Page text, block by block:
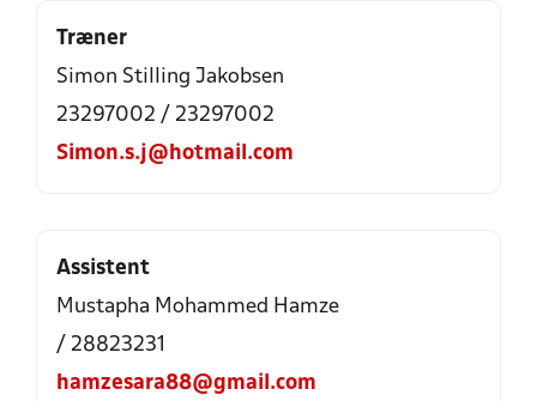
Træner
Simon Stilling Jakobsen
23297002 / 23297002
Simon.s.j@hotmail.com
Assistent
Mustapha Mohammed Hamze
/ 28823231
hamzesara88@gmail.com